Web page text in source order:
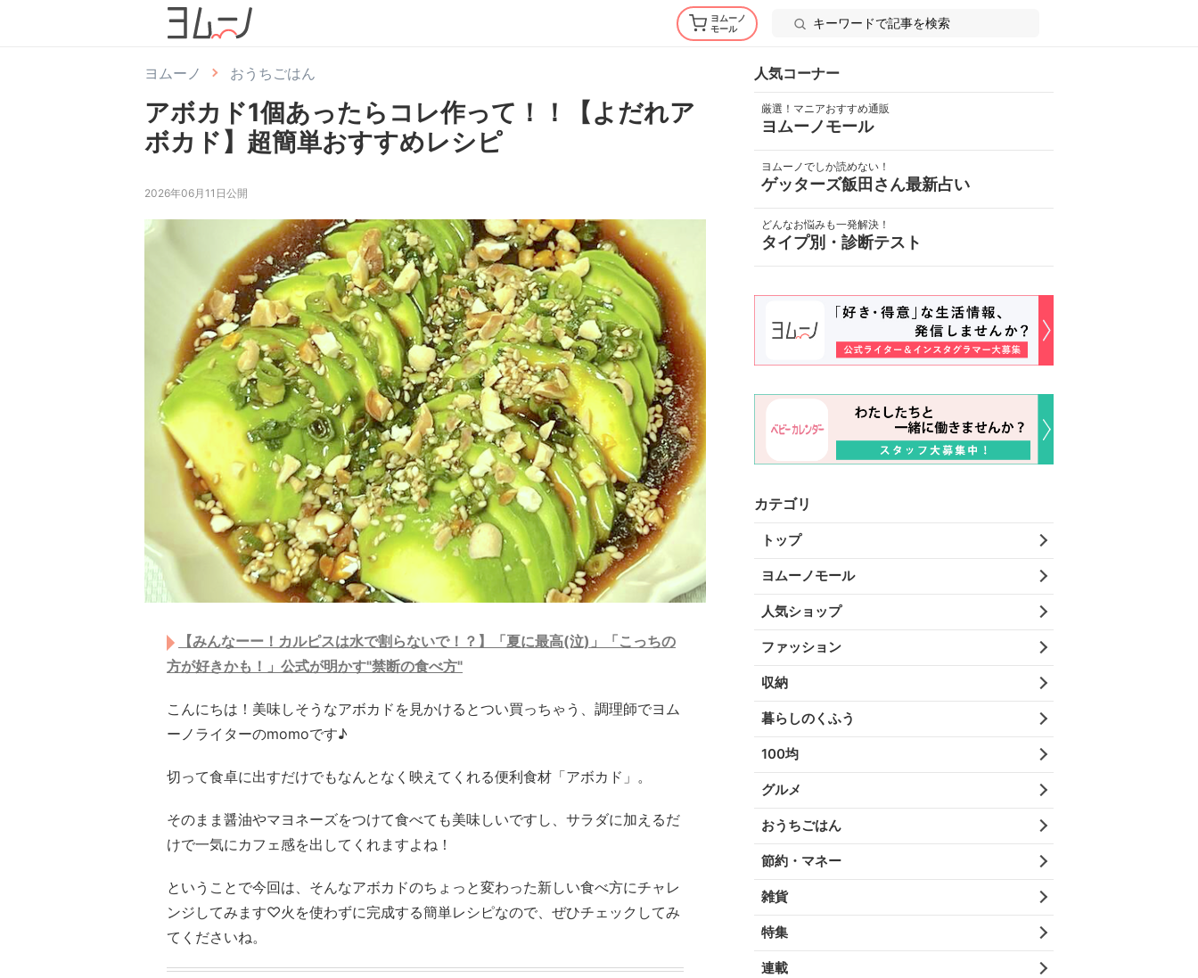
ヨムーノ
モール
ヨムーノ おうちごはん
アボカド1個あったらコレ作って！！【よだれア
ボカド】超簡単おすすめレシピ
2026年06月11日公開
【みんなーー！カルピスは水で割らないで！？】「夏に最高(泣)」「こっちの
方が好きかも！」公式が明かす"禁断の食べ方"
こんにちは！美味しそうなアボカドを見かけるとつい買っちゃう、調理師でヨム
ーノライターのmomoです♪
切って食卓に出すだけでもなんとなく映えてくれる便利食材「アボカド」。
そのまま醤油やマヨネーズをつけて食べても美味しいですし、サラダに加えるだ
けで一気にカフェ感を出してくれますよね！
ということで今回は、そんなアボカドのちょっと変わった新しい食べ方にチャレ
ンジしてみます♡火を使わずに完成する簡単レシピなので、ぜひチェックしてみ
てくださいね。
人気コーナー
厳選！マニアおすすめ通販
ヨムーノモール
ヨムーノでしか読めない！
ゲッターズ飯田さん最新占い
どんなお悩みも一発解決！
タイプ別・診断テスト
カテゴリ
トップ
ヨムーノモール
人気ショップ
ファッション
収納
暮らしのくふう
100均
グルメ
おうちごはん
節約・マネー
雑貨
特集
連載